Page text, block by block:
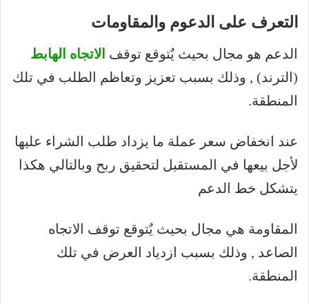
التعرف على الدعوم والمقاومات
الدعم هو مجال بحيث يٌتوقع توقف الاتجاه الهابط
(الترند) , وذلك بسبب تعزيز وتعاظم الطلب في تلك
المنطقة.
عند انخفاض سعر عملة ما يزداد طلب الشراء عليها
لأجل بيعها في المستقبل لتحقيق ربح وبالتالي هكذا
يتشكل خط الدعم
المقاومة هي مجال بحيث يٌتوقع توقف الاتجاه
الصاعد , وذلك بسبب ازدياد العرض في تلك
المنطقة.